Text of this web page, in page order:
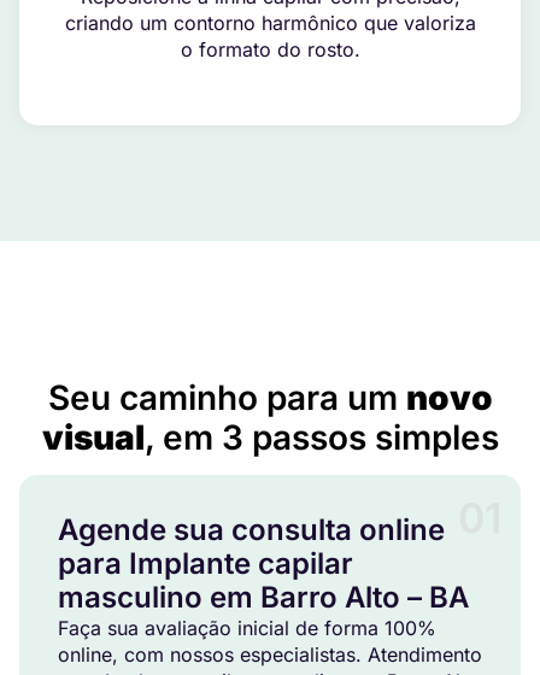
criando um contorno harmônico que valoriza
o formato do rosto.
Seu caminho para um novo
visual, em 3 passos simples
Agende sua consulta online
para Implante capilar
masculino em Barro Alto – BA
Faça sua avaliação inicial de forma 100%
online, com nossos especialistas. Atendimento